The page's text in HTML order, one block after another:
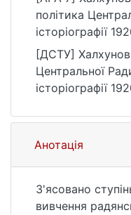
політика
історіографії
Київського
імені Тараса
42–45. https://
2640.2019.143.8
[ДСТУ] Халхунов
Центральної
історіографії
імені Тараса
4(143). С. 42—45.
2640.2019.143.8
Анотація
З'ясовано
вивчення